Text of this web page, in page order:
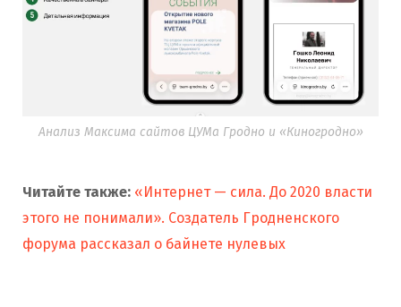
Анализ Максима сайтов ЦУМа Гродно и «Киногродно»
Читайте также: «Интернет — сила. До 2020 власти
этого не понимали». Создатель Гродненского
форума рассказал о байнете нулевых